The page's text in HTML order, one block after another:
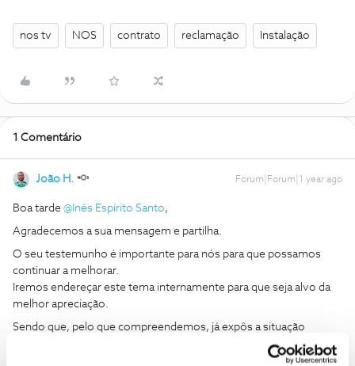
nos tv NOS contrato reclamação Instalação
1 Comentário
João H. Forum|Forum|1 year ago
Boa tarde ​ @Inês Espírito Santo,
Agradecemos a sua mensagem e partilha.
O seu testemunho é importante para nós para que possamos
continuar a melhorar.
Iremos endereçar este tema internamente para que seja alvo da
melhor apreciação.
Sendo que, pelo que compreendemos, já expôs a situação
através de outras vias, uma resposta será também partilhada